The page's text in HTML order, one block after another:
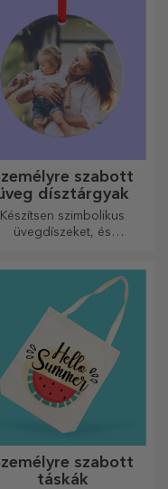
szabott
dísztárgyak
Készítsen szimbolikus
üvegdíszeket, és
szabott
táskák